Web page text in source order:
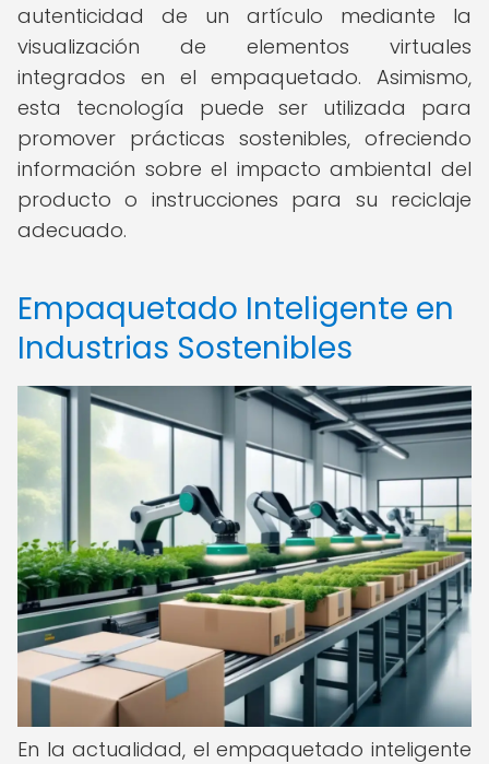
autenticidad de un artículo mediante la
visualización de elementos virtuales
integrados en el empaquetado. Asimismo,
esta tecnología puede ser utilizada para
promover prácticas sostenibles, ofreciendo
información sobre el impacto ambiental del
producto o instrucciones para su reciclaje
adecuado.
Empaquetado Inteligente en
Industrias Sostenibles
En la actualidad, el empaquetado inteligente